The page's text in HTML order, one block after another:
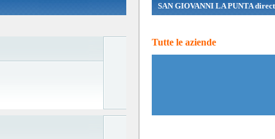
SAN GIOVANNI LA PUNTA
Tutte le aziende